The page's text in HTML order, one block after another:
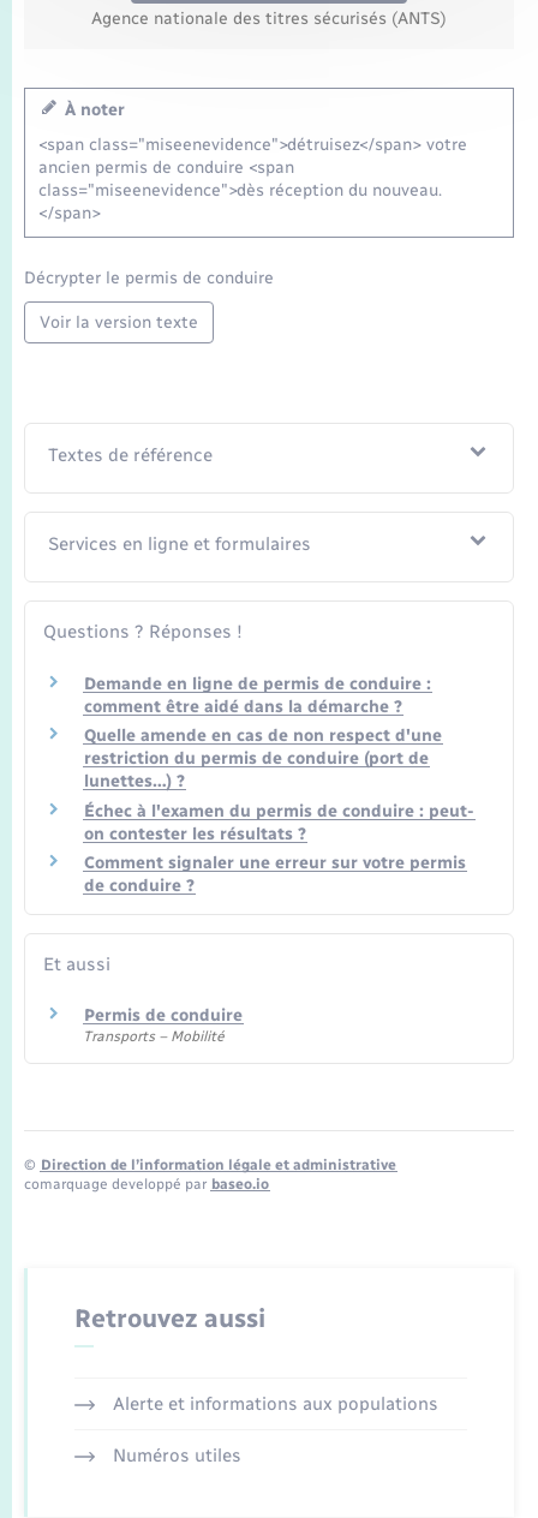
Agence nationale des titres sécurisés (ANTS)
À noter
<span class="miseenevidence">détruisez</span> votre
ancien permis de conduire <span
class="miseenevidence">dès réception du nouveau.
</span>
Décrypter le permis de conduire
Voir la version texte
Textes de référence
Services en ligne et formulaires
Questions ? Réponses !
Demande en ligne de permis de conduire :
comment être aidé dans la démarche ?
Quelle amende en cas de non respect d'une
restriction du permis de conduire (port de
lunettes…) ?
Échec à l'examen du permis de conduire : peut-
on contester les résultats ?
Comment signaler une erreur sur votre permis
de conduire ?
Et aussi
Permis de conduire
Transports – Mobilité
© Direction de l’information légale et administrative
comarquage developpé par baseo.io
Retrouvez aussi
Alerte et informations aux populations
Numéros utiles